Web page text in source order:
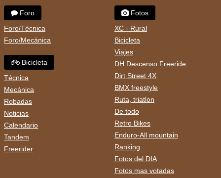
Foro
Foro/Técnica
Foro/Mecánica
Bicicleta
Técnica
Mecánica
Robadas
Noticias
Calendario
Tandem
Freerider
Fotos
XC - Rural
Bicicleta
Viajes
DH Descenso Freeride
Dirt Street 4X
BMX freestyle
Ruta, triatlon
De todo
Retro Bikes
Enduro-All mountain
Ranking
Fotos del DIA
Fotos mas votadas